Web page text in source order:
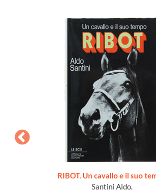
RIBOT. Un cavallo e il suo
Santini Aldo.